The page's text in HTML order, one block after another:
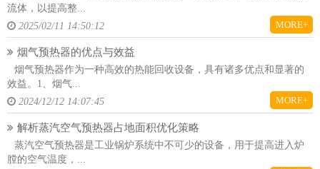
流体，以提高整...
2025/02/11 14:50:12
MORE+
烟气预热器的优点与效益
烟气预热器作为一种高效的热能回收设备，具有诸多优点和显著的
效益。1、烟气...
2024/12/12 14:07:45
MORE+
解析蒸汽空气预热器占地面积优化策略
蒸汽空气预热器是工业锅炉系统中不可少的设备，用于提高进入炉
膛的空气温度，...